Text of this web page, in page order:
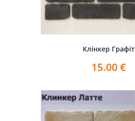
Клінкер Графіт
15.00 €